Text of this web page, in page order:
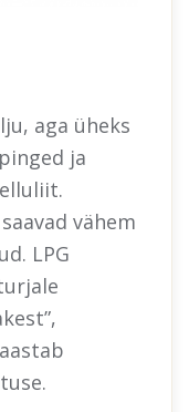
aga üheks
ja
vähem
LPG